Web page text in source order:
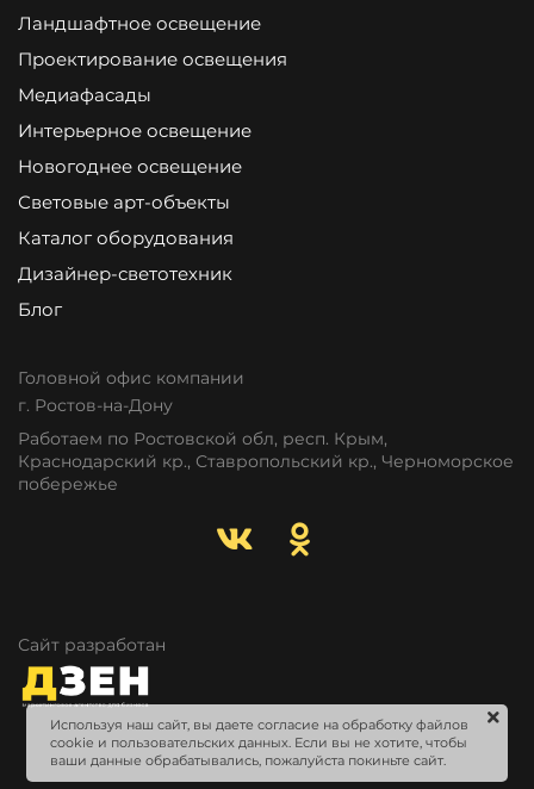
Ландшафтное освещение
Проектирование освещения
Медиафасады
Интерьерное освещение
Новогоднее освещение
Световые арт-объекты
Каталог оборудования
Дизайнер-светотехник
Блог
Головной офис компании
г. Ростов-на-Дону
Работаем по Ростовской обл, респ. Крым,
Краснодарский кр., Ставропольский кр., Черноморское
побережье
Сайт разработан
Используя наш сайт, вы даете согласие на обработку файлов
cookie и пользовательских данных. Если вы не хотите, чтобы
ваши данные обрабатывались, пожалуйста покиньте сайт.